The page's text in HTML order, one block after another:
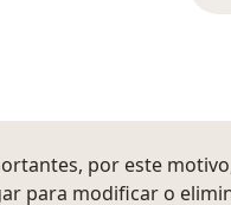
por este
para modificar o